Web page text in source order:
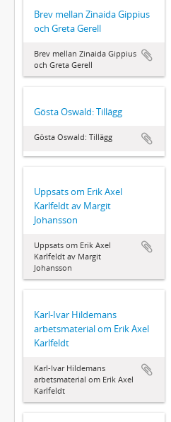
Brev mellan Zinaida Gippius
och Greta Gerell
Brev mellan Zinaida Gippius
och Greta Gerell
Gösta Oswald: Tillägg
Gösta Oswald: Tillägg
Uppsats om Erik Axel
Karlfeldt av Margit
Johansson
Uppsats om Erik Axel
Karlfeldt av Margit
Johansson
Karl-Ivar Hildemans
arbetsmaterial om Erik Axel
Karlfeldt
Karl-Ivar Hildemans
arbetsmaterial om Erik Axel
Karlfeldt